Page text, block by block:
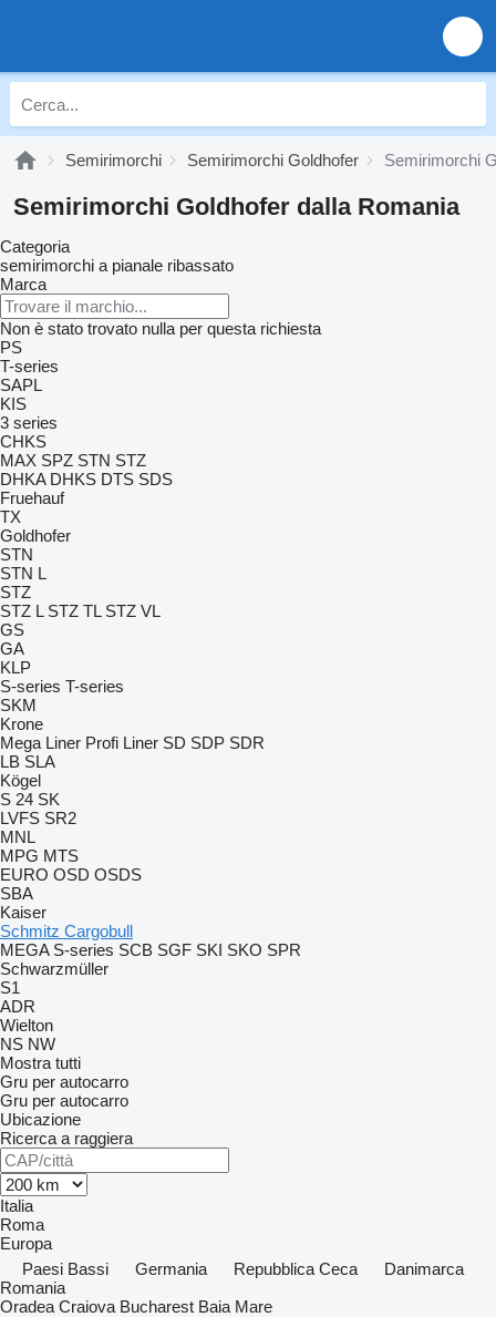
Semirimorchi Semirimorchi Goldhofer Semirimorchi
Semirimorchi Goldhofer dalla Romania
Categoria
semirimorchi a pianale ribassato
Marca
Non è stato trovato nulla per questa richiesta
PS
T-series
SAPL
KIS
3 series
CHKS
MAX SPZ STN STZ
DHKA DHKS DTS SDS
Fruehauf
TX
Goldhofer
STN
STN L
STZ
STZ L STZ TL STZ VL
GS
GA
KLP
S-series T-series
SKM
Krone
Mega Liner Profi Liner SD SDP SDR
LB SLA
Kögel
S 24 SK
LVFS SR2
MNL
MPG MTS
EURO OSD OSDS
SBA
Kaiser
Schmitz Cargobull
MEGA S-series SCB SGF SKI SKO SPR
Schwarzmüller
S1
ADR
Wielton
NS NW
Mostra tutti
Gru per autocarro
Gru per autocarro
Ubicazione
Ricerca a raggiera
Italia
Roma
Europa
Paesi Bassi
Germania Repubblica Ceca
Danimarca
Romania
Oradea Craiova Bucharest Baia Mare